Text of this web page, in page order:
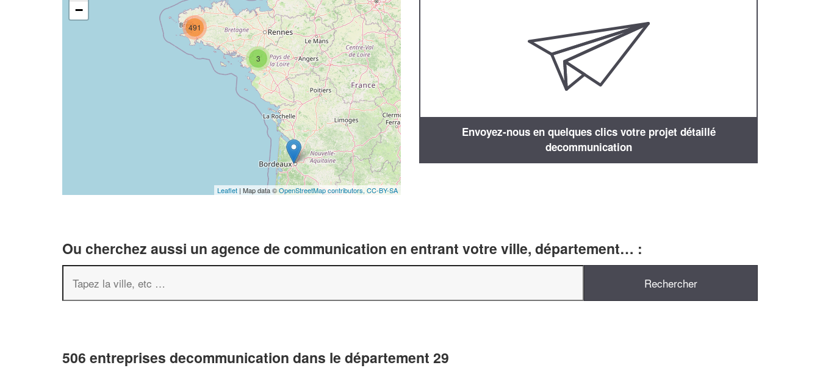
3
491
−
Leaflet | Map data ©OpenStreetMap contributors, CC-BY-SA
Envoyez-nous en quelques clics votre projet détaillé
decommunication
Ou cherchez aussi un agence de communication en entrant votre ville, département… :
506 entreprises decommunication dans le département 29